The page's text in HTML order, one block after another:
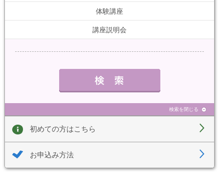
体験講座
講座説明会
検索を閉じる
初めての方はこちら
お申込み方法